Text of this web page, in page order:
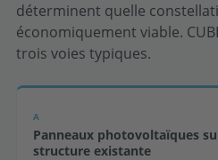
déterminent quelle
économiquement viable.
trois voies typiques.
A
Panneaux photovoltaïques
structure existante